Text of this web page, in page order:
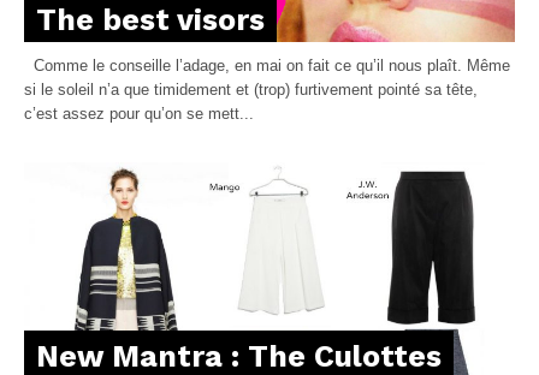
The best visors
Comme le conseille l’adage, en mai on fait ce qu’il nous plaît. Même
si le soleil n’a que timidement et (trop) furtivement pointé sa tête,
c’est assez pour qu’on se mett...
New Mantra : The Culottes